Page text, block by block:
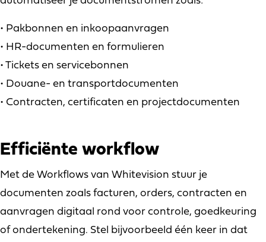
• Pakbonnen en inkoopaanvragen
• HR-documenten en formulieren
• Tickets en servicebonnen
• Douane- en transportdocumenten
• Contracten, certificaten en projectdocumenten
Efficiënte workflow
Met de Workflows van Whitevision stuur je
documenten zoals facturen, orders, contracten en
aanvragen digitaal rond voor controle, goedkeuring
of ondertekening. Stel bijvoorbeeld één keer in dat